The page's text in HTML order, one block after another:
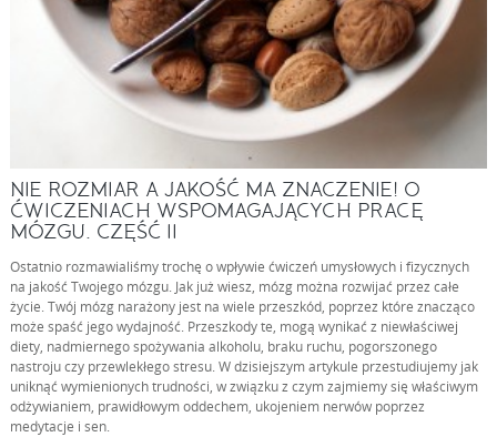
NIE ROZMIAR A JAKOŚĆ MA ZNACZENIE! O
ĆWICZENIACH WSPOMAGAJĄCYCH PRACĘ
MÓZGU. CZĘŚĆ II
Ostatnio rozmawialiśmy trochę o wpływie ćwiczeń umysłowych i fizycznych
na jakość Twojego mózgu. Jak już wiesz, mózg można rozwijać przez całe
życie. Twój mózg narażony jest na wiele przeszkód, poprzez które znacząco
może spaść jego wydajność. Przeszkody te, mogą wynikać z niewłaściwej
diety, nadmiernego spożywania alkoholu, braku ruchu, pogorszonego
nastroju czy przewlekłego stresu. W dzisiejszym artykule przestudiujemy jak
uniknąć wymienionych trudności, w związku z czym zajmiemy się właściwym
odżywianiem, prawidłowym oddechem, ukojeniem nerwów poprzez
medytacje i sen.